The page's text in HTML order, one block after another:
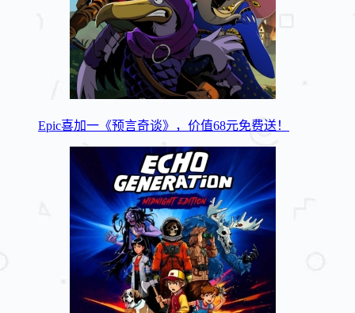
Epic喜加一《预言奇谈》，价值68元免费送！